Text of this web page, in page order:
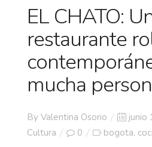
EL CHATO:
restaurante
mucha
By Valentina Osorio
on
junio
Cultura
0 bogota,